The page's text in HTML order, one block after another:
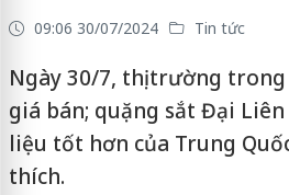
09:06 30/07/2024 Tin tức
Ngày 30/7, thị trường
giá bán; quặng sắt Đại
liệu tốt hơn của Trung
thích.